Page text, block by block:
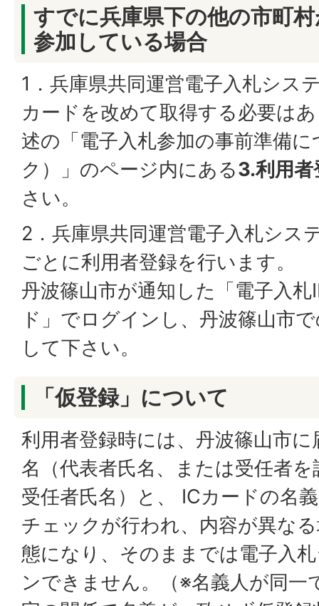
すでに兵庫県下の他の市町
参加している場合
1．兵庫県共同運営電子入札シス
カードを改めて取得する必要は
述の「電子入札参加の事前準備
ク）」のページ内にある3.利用者
さい。
2．兵庫県共同運営電子入札シス
ごとに利用者登録を行います。
丹波篠山市が通知した「電子入
ド」でログインし、丹波篠山市
して下さい。
「仮登録」について
利用者登録時には、丹波篠山市
名（代表者氏名、または受任者
受任者氏名）と、 ICカードの名
チェックが行われ、内容が異な
態になり、そのままでは電子入
ンできません。（※名義人が同一